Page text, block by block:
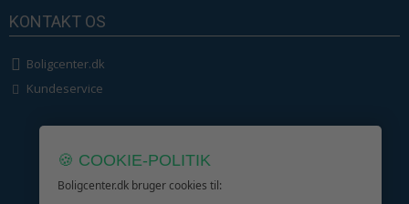
KONTAKT OS
Boligcenter.dk
Kundeservice
GIV GLÆDE MED ET GAVEKORT!
🍪 COOKIE-POLITIK
Boligcenter.dk bruger cookies til: